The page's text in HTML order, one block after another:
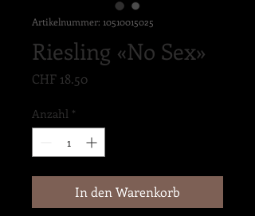
Artikelnummer: 10510015025
Riesling «No Sex»
CHF 18.50Preis
Anzahl *
In den Warenkorb